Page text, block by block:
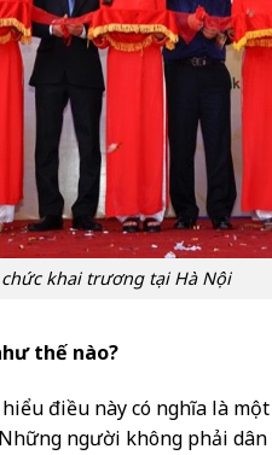
khai trương tại Hà Nội
thế nào?
điều này có nghĩa là
người không phải